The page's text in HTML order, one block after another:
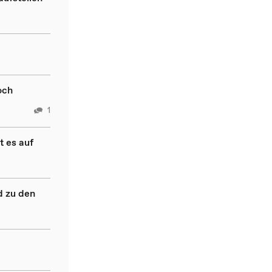
1
es auf
zu den